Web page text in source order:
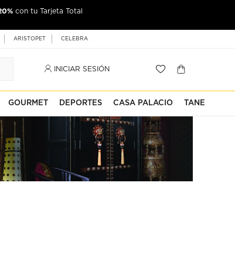
con tu Tarjeta Total
ARISTOPET CELEBRA
INICIAR SESIÓN
GOURMET DEPORTES CASA PALACIO TANE